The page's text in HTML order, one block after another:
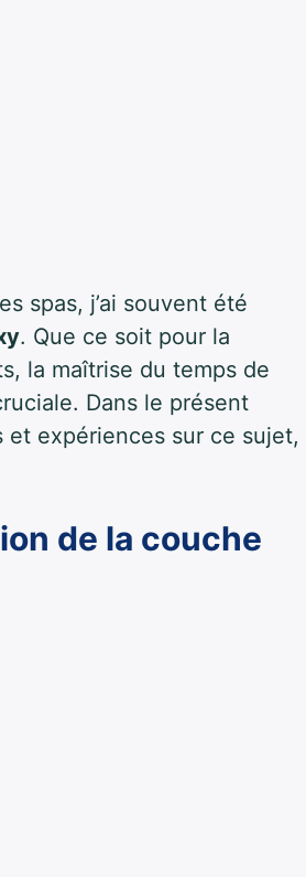
spas, j’ai souvent été
. Que ce soit pour la
la maîtrise du temps de
Dans le présent
expériences sur ce sujet,
de la couche